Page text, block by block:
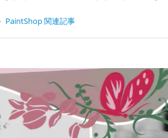
PaintShop 関連記事